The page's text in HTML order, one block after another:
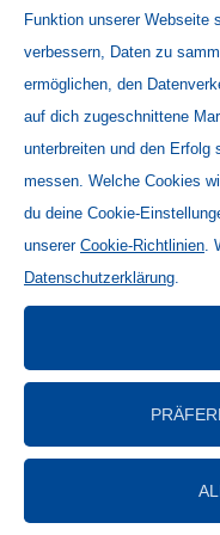
Cookie-Richtlinien
Code of Conduct
Allgemeine
Impressum
Funktion unserer Webseite
verbessern, Daten zu
ermöglichen, den
auf dich zugeschnittene
unterbreiten und den Erfolg
messen. Welche Cookies
du deine Cookie-
unserer Cookie-Richtlinien.
Datenschutzerklärung.